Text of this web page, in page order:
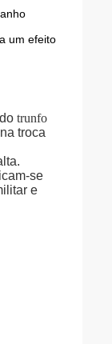
um efeito
trunfo
troca
se
e